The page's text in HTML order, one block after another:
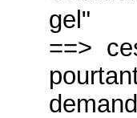
gel"
==>